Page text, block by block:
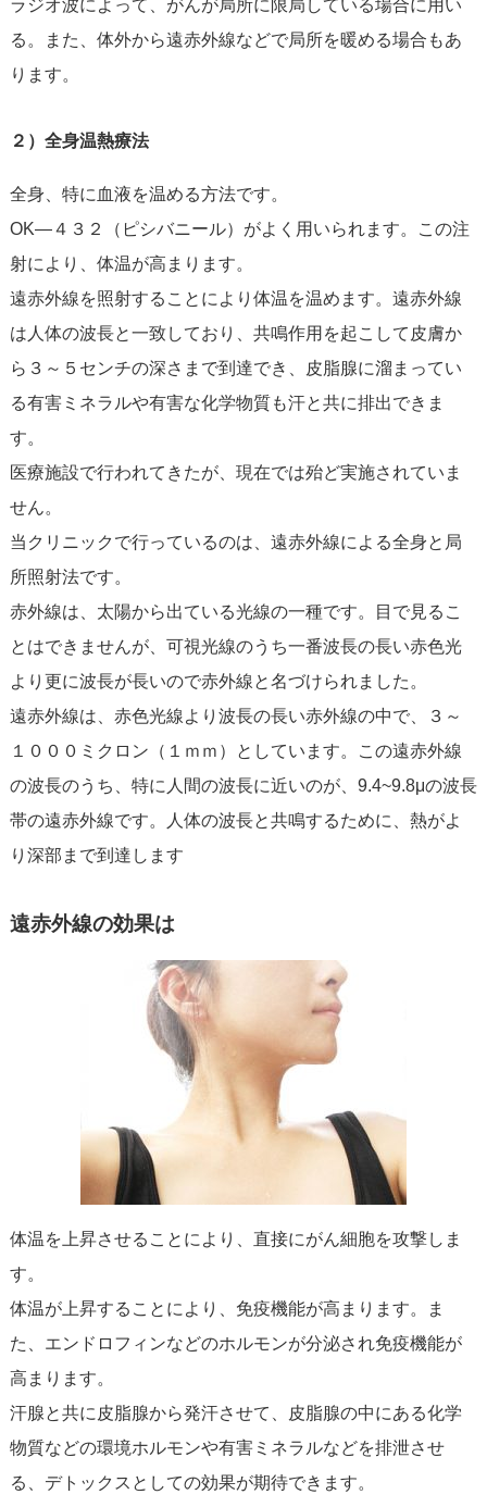
ラジオ波によって、がんが局所に限局している場合に用い
る。また、体外から遠赤外線などで局所を暖める場合もあ
ります。
２）全身温熱療法
全身、特に血液を温める方法です。
OK―４３２（ピシバニール）がよく用いられます。この注
射により、体温が高まります。
遠赤外線を照射することにより体温を温めます。遠赤外線
は人体の波長と一致しており、共鳴作用を起こして皮膚か
ら３～５センチの深さまで到達でき、皮脂腺に溜まってい
る有害ミネラルや有害な化学物質も汗と共に排出できま
す。
医療施設で行われてきたが、現在では殆ど実施されていま
せん。
当クリニックで行っているのは、遠赤外線による全身と局
所照射法です。
赤外線は、太陽から出ている光線の一種です。目で見るこ
とはできませんが、可視光線のうち一番波長の長い赤色光
より更に波長が長いので赤外線と名づけられました。
遠赤外線は、赤色光線より波長の長い赤外線の中で、３～
１０００ミクロン（１ｍｍ）としています。この遠赤外線
の波長のうち、特に人間の波長に近いのが、9.4~9.8μの波長
帯の遠赤外線です。人体の波長と共鳴するために、熱がよ
り深部まで到達します
遠赤外線の効果は
体温を上昇させることにより、直接にがん細胞を攻撃しま
す。
体温が上昇することにより、免疫機能が高まります。ま
た、エンドロフィンなどのホルモンが分泌され免疫機能が
高まります。
汗腺と共に皮脂腺から発汗させて、皮脂腺の中にある化学
物質などの環境ホルモンや有害ミネラルなどを排泄させ
る、デトックスとしての効果が期待できます。